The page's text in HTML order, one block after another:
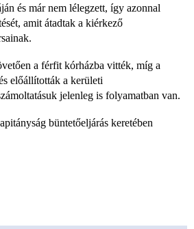
és már nem lélegzett, így azonnal
amit átadtak a kiérkező
a férfit kórházba vitték, míg a
előállították a kerületi
jelenleg is folyamatban van.
büntetőeljárás keretében